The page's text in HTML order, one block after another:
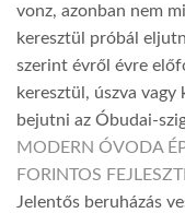
vonz, azonban nem
keresztül próbál
szerint évről évre
keresztül, úszva
bejutni az Óbudai-
MODERN ÓVODA
FORINTOS
Jelentős beruházás